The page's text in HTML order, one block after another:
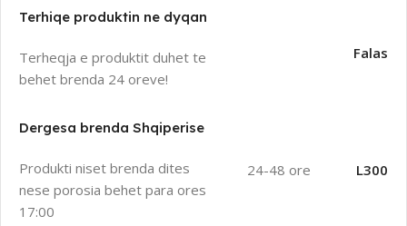
Terhiqe produktin ne dyqan
Terheqja e produktit duhet te
behet brenda 24 oreve!
Falas
Dergesa brenda Shqiperise
Produkti niset brenda dites
nese porosia behet para ores
17:00
24-48 ore L300